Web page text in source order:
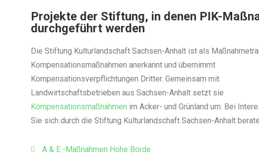
Projekte der Stiftung, in denen PIK-
durchgeführt werden
Die Stiftung Kulturlandschaft Sachsen-Anhalt ist als
Kompensationsmaßnahmen anerkannt und übernimmt
Kompensationsverpflichtungen Dritter. Gemeinsam mit
Landwirtschaftsbetrieben aus Sachsen-Anhalt setzt sie
Kompensationsmaßnahmen im Acker- und Grünland um. Bei
Sie sich durch die Stiftung Kulturlandschaft Sachsen-Anhalt
A & E -Maßnahmen Hohe Börde